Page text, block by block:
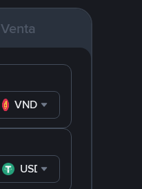
Venta
VND
USDT